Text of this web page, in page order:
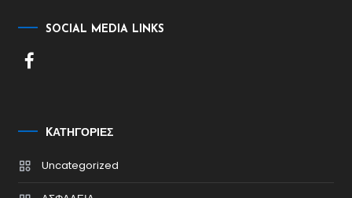
SOCIAL MEDIA LINKS
KΑΤΗΓΟΡΊΕΣ
Uncategorized